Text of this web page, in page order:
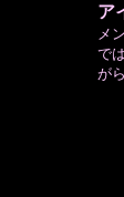
ア
メ
で
が